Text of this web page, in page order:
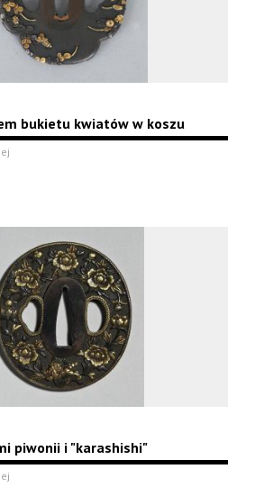
bukietu kwiatów w koszu
piwonii i "karashishi"